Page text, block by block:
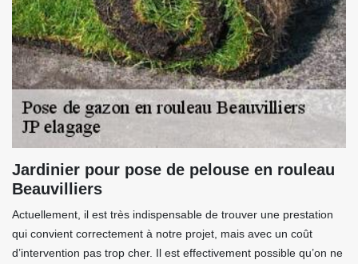
Jardinier pour pose de pelouse en rouleau
Beauvilliers
Actuellement, il est très indispensable de trouver une prestation
qui convient correctement à notre projet, mais avec un coût
d’intervention pas trop cher. Il est effectivement possible qu’on ne